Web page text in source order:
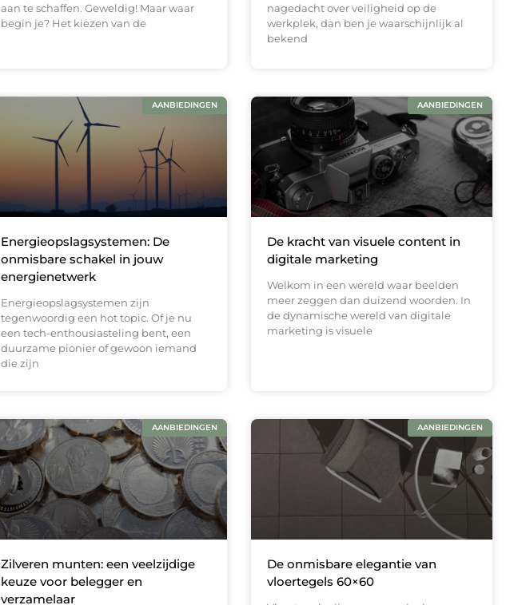
aan te schaffen. Geweldig! Maar waar
begin je? Het kiezen van de
nagedacht over veiligheid op de
werkplek, dan ben je waarschijnlijk al
bekend
AANBIEDINGEN
Energieopslagsystemen: De
onmisbare schakel in jouw
energienetwerk
Energieopslagsystemen zijn
tegenwoordig een hot topic. Of je nu
een tech-enthousiasteling bent, een
duurzame pionier of gewoon iemand
die zijn
AANBIEDINGEN
De kracht van visuele content in
digitale marketing
Welkom in een wereld waar beelden
meer zeggen dan duizend woorden. In
de dynamische wereld van digitale
marketing is visuele
AANBIEDINGEN
Zilveren munten: een veelzijdige
keuze voor belegger en
verzamelaar
AANBIEDINGEN
De onmisbare elegantie van
vloertegels 60×60